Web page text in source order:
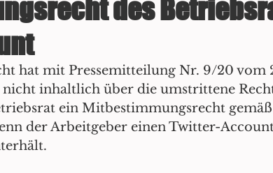
Glücksspielrecht Einzelhandel
des
hat mit Pressemitteilung Nr. 9/20 vom
nicht inhaltlich über die umstrittene
ein Mitbestimmungsrecht gemäß
der Arbeitgeber einen Twitter-